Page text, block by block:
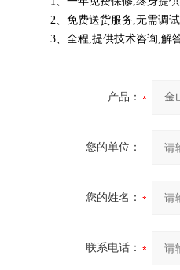
2、免费送货服务,无需调
3、全程,提供技术咨询,解
产品：
您的单位：
您的姓名：
联系电话：